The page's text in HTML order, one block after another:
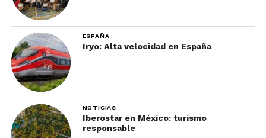
ESPAÑA
Iryo: Alta velocidad en España
NOTICIAS
Iberostar en México: turismo
responsable